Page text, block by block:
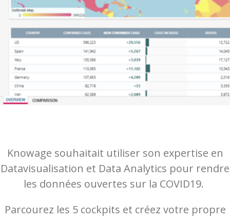
Knowage souhaitait utiliser son expertise en
Datavisualisation et Data Analytics pour rendre
les données ouvertes sur la COVID19.
Parcourez les 5 cockpits et créez votre propre